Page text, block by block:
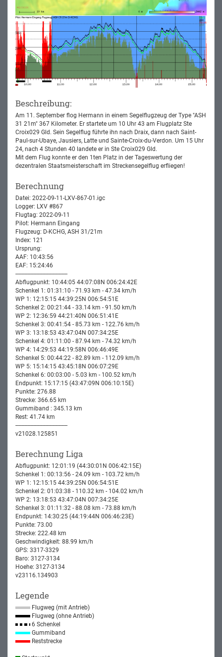
Beschreibung:
Am 11. September flog Hermann in einem Segelflugzeug der Type "ASH
31 21m" 367 Kilometer. Er startete um 10 Uhr 43 am Flugplatz Ste
Croix029 Gld. Sein Segelflug führte ihn nach Draix, dann nach Saint-
Paul-sur-Ubaye, Jausiers, Latte und Sainte-Croix-du-Verdon. Um 15 Uhr
24, nach 4 Stunden 40 landete er in Ste Croix029 Gld.
Mit dem Flug konnte er den 1ten Platz in der Tageswertung der
dezentralen Staatsmeisterschaft im Streckensegelflug erfliegen!
Berechnung
Datei: 2022-09-11-LXV-867-01.igc
Logger: LXV #867
Flugtag: 2022-09-11
Pilot: Hermann Eingang
Flugzeug: D-KCHG, ASH 31/21m
Index: 121
Ursprung:
AAF: 10:43:56
EAF: 15:24:46
-----------------------------------
Abflugpunkt: 10:44:05 44:07:08N 006:24:42E
Schenkel 1: 01:31:10 - 71.93 km - 47.34 km/h
WP 1: 12:15:15 44:39:25N 006:54:51E
Schenkel 2: 00:21:44 - 33.14 km - 91.50 km/h
WP 2: 12:36:59 44:21:40N 006:51:41E
Schenkel 3: 00:41:54 - 85.73 km - 122.76 km/h
WP 3: 13:18:53 43:47:04N 007:34:25E
Schenkel 4: 01:11:00 - 87.94 km - 74.32 km/h
WP 4: 14:29:53 44:19:58N 006:46:49E
Schenkel 5: 00:44:22 - 82.89 km - 112.09 km/h
WP 5: 15:14:15 43:45:18N 006:07:29E
Schenkel 6: 00:03:00 - 5.03 km - 100.52 km/h
Endpunkt: 15:17:15 (43:47:09N 006:10:15E)
Punkte: 276.88
Strecke: 366.65 km
Gummiband : 345.13 km
Rest: 41.74 km
-----------------------------------
v21028.125851
Berechnung Liga
Abflugpunkt: 12:01:19 (44:30:01N 006:42:15E)
Schenkel 1: 00:13:56 - 24.09 km - 103.72 km/h
WP 1: 12:15:15 44:39:25N 006:54:51E
Schenkel 2: 01:03:38 - 110.32 km - 104.02 km/h
WP 2: 13:18:53 43:47:04N 007:34:25E
Schenkel 3: 01:11:32 - 88.08 km - 73.88 km/h
Endpunkt: 14:30:25 (44:19:44N 006:46:23E)
Punkte: 73.00
Strecke: 222.48 km
Geschwindigkeit: 88.99 km/h
GPS: 3317-3329
Baro: 3127-3134
Hoehe: 3127-3134
v23116.134903
Legende
Flugweg (mit Antrieb)
Flugweg (ohne Antrieb)
6 Schenkel
Gummiband
Reststrecke